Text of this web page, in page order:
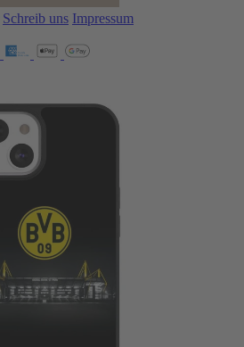
Schreib uns Impressum